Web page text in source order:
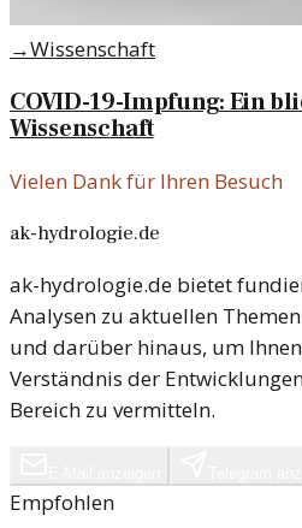
→Wissenschaft
COVID-19-Impfung: Ein
Wissenschaft
Vielen Dank für Ihren Besuch
ak-hydrologie.de
ak-hydrologie.de bietet
Analysen zu aktuellen
und darüber hinaus, um
Verständnis der
Bereich zu vermitteln.
Empfohlen